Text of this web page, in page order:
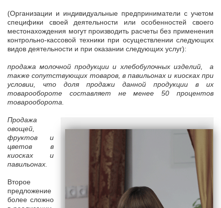
(Организации и индивидуальные предприниматели с учетом
специфики своей деятельности или особенностей своего
местонахождения могут производить расчеты без применения
контрольно-кассовой техники при осуществлении следующих
видов деятельности и при оказании следующих услуг):
продажа молочной продукции и хлебобулочных изделий, а
также сопутствующих товаров, в павильонах и киосках при
условии, что доля продажи данной продукции в их
товарообороте составляет не менее 50 процентов
товарооборота.
Продажа
овощей,
фруктов и
цветов в
киосках и
павильонах.
Второе
предложение
более сложно